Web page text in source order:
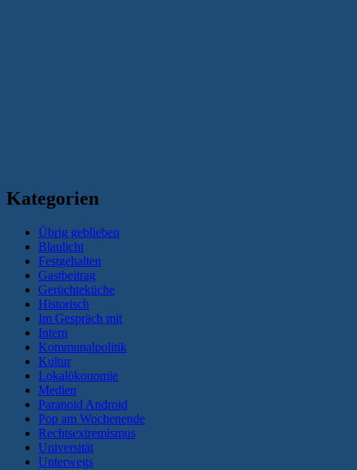
Kategorien
Übrig geblieben
Blaulicht
Festgehalten
Gastbeitrag
Gerüchteküche
Historisch
Im Gespräch mit
Intern
Kommunalpolitik
Kultur
Lokalökonomie
Medien
Paranoid Android
Pop am Wochenende
Rechtsextremismus
Universität
Unterwegs